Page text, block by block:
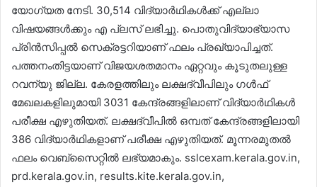
യോഗ്യത നേടി. 30,514 വിദ്യാർഥികൾക്ക് എല്ലാ
വിഷയങ്ങൾക്കും എ പ്ലസ് ലഭിച്ചു. പൊതുവിദ്യാഭ്യാസ
പ്രിൻസിപ്പൽ സെക്രട്ടറിയാണ് ഫലം പ്രഖ്യാപിച്ചത്.
പത്തനംതിട്ടയാണ് വിജയശതമാനം ഏറ്റവും കൂടുതലുള്ള
റവന്യു ജില്ല. കേരളത്തിലും ലക്ഷദ്വീപിലും ഗൾഫ്
മേഖലകളിലുമായി 3031 കേന്ദ്രങ്ങളിലാണ് വിദ്യാർഥികൾ
പരീക്ഷ എഴുതിയത്. ലക്ഷദ്വീപിൽ ഒമ്പത് കേന്ദ്രങ്ങളിലായി
386 വിദ്യാർഥികളാണ് പരീക്ഷ എഴുതിയത്. മൂന്നരമുതൽ
ഫലം വെബ്സൈറ്റിൽ ലഭ്യമാകും. sslcexam.kerala.gov.in,
prd.kerala.gov.in, results.kite.kerala.gov.in,